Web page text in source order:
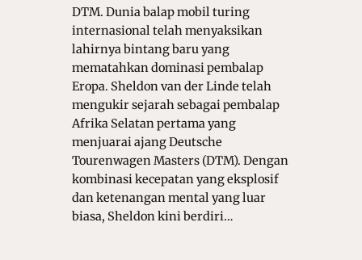
DTM. Dunia balap mobil turing
internasional telah menyaksikan
lahirnya bintang baru yang
mematahkan dominasi pembalap
Eropa. Sheldon van der Linde telah
mengukir sejarah sebagai pembalap
Afrika Selatan pertama yang
menjuarai ajang Deutsche
Tourenwagen Masters (DTM). Dengan
kombinasi kecepatan yang eksplosif
dan ketenangan mental yang luar
biasa, Sheldon kini berdiri…